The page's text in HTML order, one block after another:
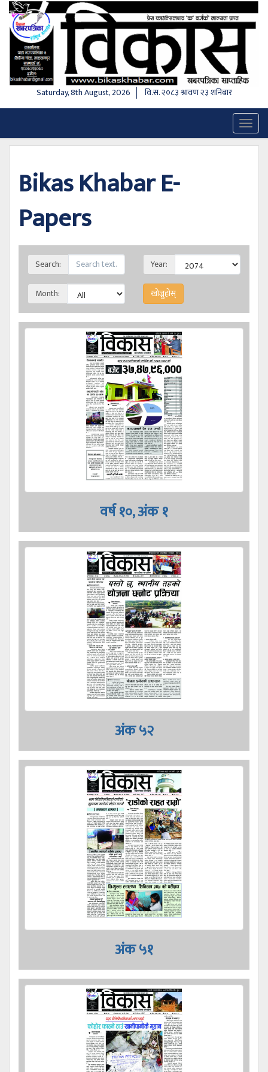
Saturday, 8th August, 2026 वि.स.२०८३ श्रावण २३ शनिबार
Bikas Khabar E-
Papers
Search: Year:
Month:
वर्ष १०, अंक १
अंक ५२
अंक ५१